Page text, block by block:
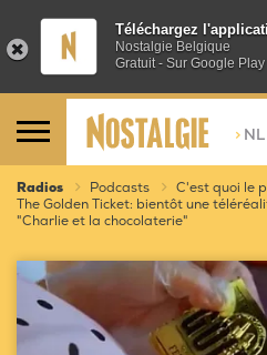
Téléchargez
Nostalgie Belgique
Gratuit - Sur Google Play
> NL
Radios Podcasts
C'est quoi le
The Golden Ticket: bientôt une
"Charlie et la chocolaterie"